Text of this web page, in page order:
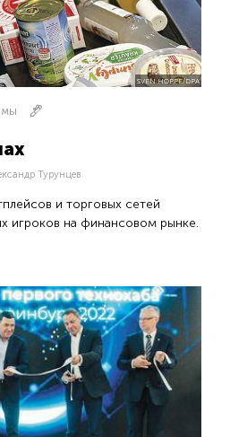
Турунцев
и торговых сетей
игроков на финансовом рынке.
SVEN HOPPE/DPA